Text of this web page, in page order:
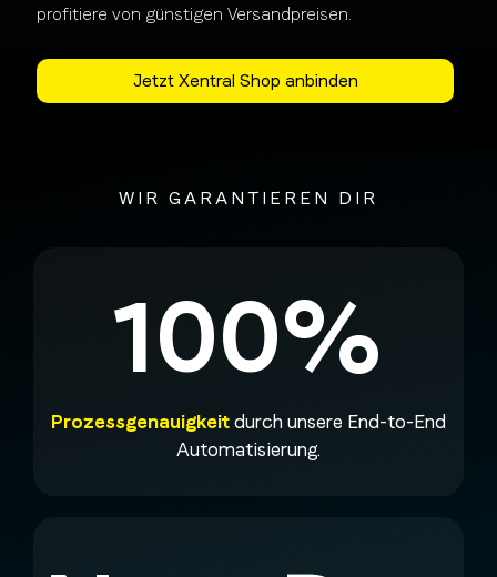
profitiere von günstigen Versandpreisen.
Jetzt Xentral Shop anbinden
WIR GARANTIEREN DIR
100%
Prozessgenauigkeit durch unsere End-to-End
Automatisierung.